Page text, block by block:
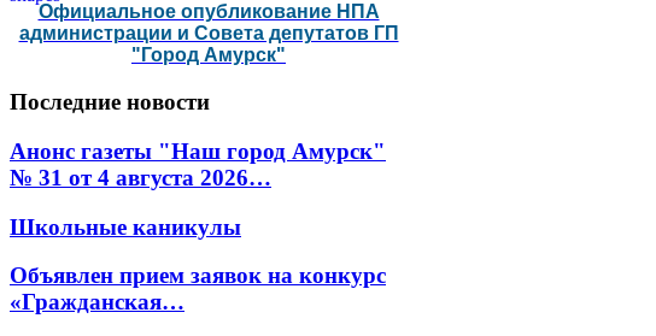
Официальное опубликование НПА
администрации и Совета депутатов ГП
"Город Амурск"
Последние новости
Анонс газеты "Наш город Амурск"
№ 31 от 4 августа 2026…
Школьные каникулы
Объявлен прием заявок на конкурс
«Гражданская…